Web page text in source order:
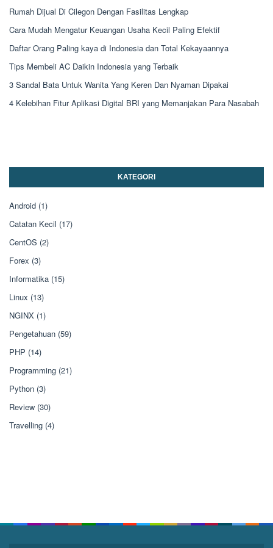
Rumah Dijual Di Cilegon Dengan Fasilitas Lengkap
Cara Mudah Mengatur Keuangan Usaha Kecil Paling Efektif
Daftar Orang Paling kaya di Indonesia dan Total Kekayaannya
Tips Membeli AC Daikin Indonesia yang Terbaik
3 Sandal Bata Untuk Wanita Yang Keren Dan Nyaman Dipakai
4 Kelebihan Fitur Aplikasi Digital BRI yang Memanjakan Para Nasabah
KATEGORI
Android (1)
Catatan Kecil (17)
CentOS (2)
Forex (3)
Informatika (15)
Linux (13)
NGINX (1)
Pengetahuan (59)
PHP (14)
Programming (21)
Python (3)
Review (30)
Travelling (4)